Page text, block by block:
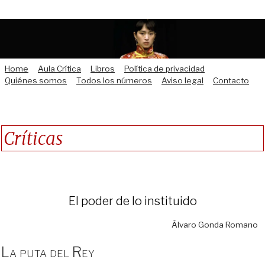
Home Aula Crítica Libros
Política de privacidad
Quiénes somos
Todos los números Aviso legal Contacto
Críticas
El poder de lo instituido
Álvaro Gonda Romano
La puta del Rey